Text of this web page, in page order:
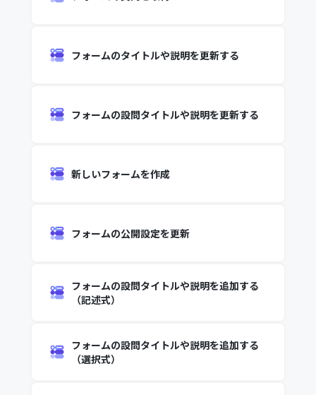
フォームのタイトルや説明を更新する
フォームの設問タイトルや説明を更新する
新しいフォームを作成
フォームの公開設定を更新
フォームの設問タイトルや説明を追加する
（記述式）
フォームの設問タイトルや説明を追加する
（選択式）